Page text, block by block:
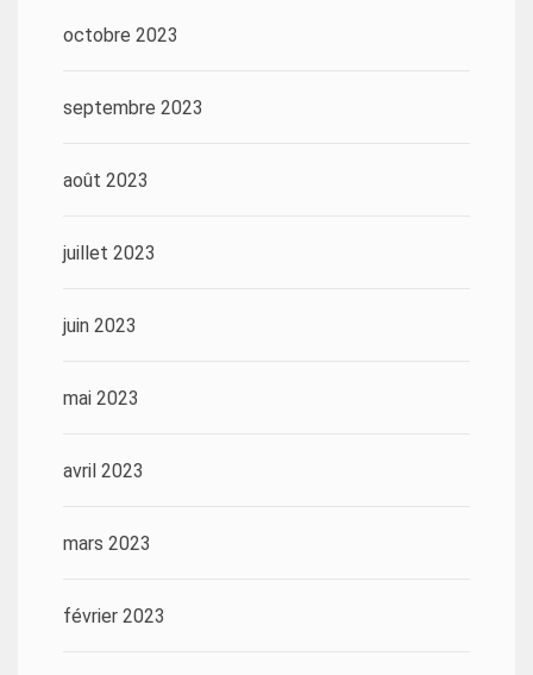
octobre 2023
septembre 2023
août 2023
juillet 2023
juin 2023
mai 2023
avril 2023
mars 2023
février 2023